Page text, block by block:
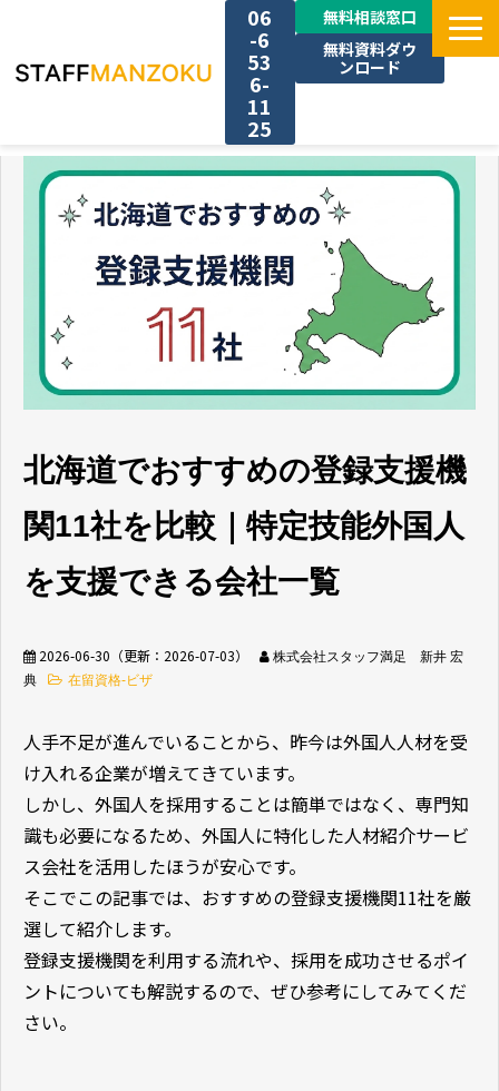
06
-6
53
6-
11
25
無料相談窓口
無料資料ダウ
ンロード
TOP
採用事例
無料相談窓口
外食業界採用 【飲食料品製造業向
け】特定技能制度が
まるわかり
業種別資料ダウンロ
ード
北海道でおすすめの登録支援機
関11社を比較｜特定技能外国人
を支援できる会社一覧
2026-06-30 （更新： 2026-07-03）
株式会社スタッフ満足 新井 宏
典
在留資格-ビザ
人手不足が進んでいることから、昨今は外国人人材を受
け入れる企業が増えてきています。
しかし、外国人を採用することは簡単ではなく、専門知
識も必要になるため、外国人に特化した人材紹介サービ
ス会社を活用したほうが安心です。
そこでこの記事では、おすすめの登録支援機関11社を厳
選して紹介します。
登録支援機関を利用する流れや、採用を成功させるポイ
ントについても解説するので、ぜひ参考にしてみてくだ
さい。